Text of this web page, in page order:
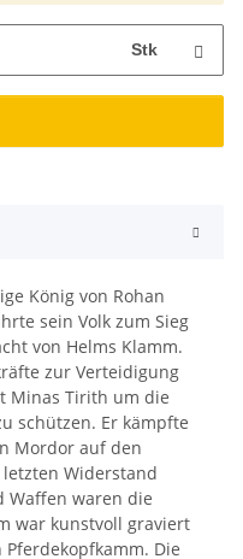
Stk
König von Rohan
sein Volk zum Sieg
von Helms Klamm.
zur Verteidigung
Minas Tirith um die
schützen. Er kämpfte
Mordor auf den
Widerstand
Waffen waren die
war kunstvoll graviert
Die